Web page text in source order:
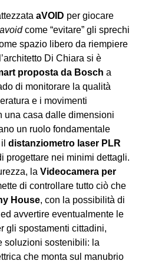
aVOID per giocare
avoidcome “evitare” gli sprechi
spazio libero da riempiere
Di Chiara si è
proposta da Bosch a
di monitorare la qualità
e i movimenti
una casa dalle dimensioni
un ruolo fondamentale
distanziometro laser PLR
progettare nei minimi dettagli.
la Videocamera per
di controllare tutto ciò che
House, con la possibilità di
avvertire eventualmente le
gli spostamenti cittadini,
soluzioni sostenibili: la
che monta sul manubrio